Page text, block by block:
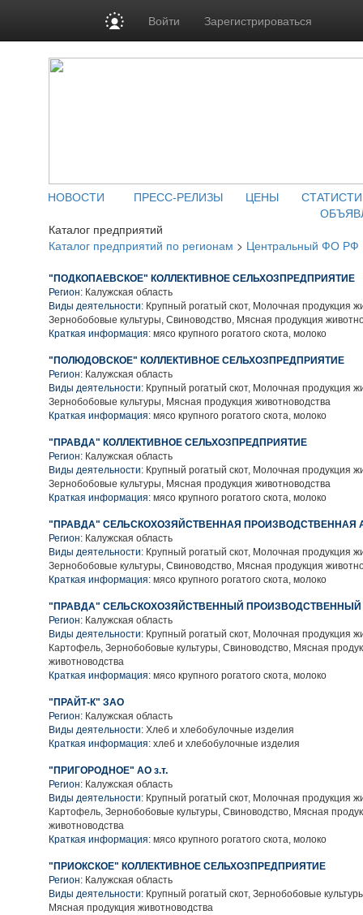
Войти Зарегистрироваться
НОВОСТИ ПРЕСС-РЕЛИЗЫ ЦЕНЫ
Каталог предприятий
Каталог предприятий по регионам > Центральный ФО РФ
"ПОДКОПАЕВСКОЕ" КОЛЛЕКТИВНОЕ СЕЛЬХОЗПРЕДПРИЯТИЕ
Регион: Калужская область
Виды деятельности: Крупный рогатый скот, Молочная продукция
Зернобобовые культуры, Свиноводство, Мясная продукция
Краткая информация: мясо крупного рогатого скота, молоко
"ПОЛЮДОВСКОЕ" КОЛЛЕКТИВНОЕ СЕЛЬХОЗПРЕДПРИЯТИЕ
Регион: Калужская область
Виды деятельности: Крупный рогатый скот, Молочная продукция
Зернобобовые культуры, Мясная продукция животноводства
Краткая информация: мясо крупного рогатого скота, молоко
"ПРАВДА" КОЛЛЕКТИВНОЕ СЕЛЬХОЗПРЕДПРИЯТИЕ
Регион: Калужская область
Виды деятельности: Крупный рогатый скот, Молочная продукция
Зернобобовые культуры, Мясная продукция животноводства
Краткая информация: мясо крупного рогатого скота, молоко
"ПРАВДА" СЕЛЬСКОХОЗЯЙСТВЕННАЯ ПРОИЗВОДСТВЕННАЯ
Регион: Калужская область
Виды деятельности: Крупный рогатый скот, Молочная продукция
Зернобобовые культуры, Свиноводство, Мясная продукция
Краткая информация: мясо крупного рогатого скота, молоко
"ПРАВДА" СЕЛЬСКОХОЗЯЙСТВЕННЫЙ ПРОИЗВОДСТВЕННЫЙ
Регион: Калужская область
Виды деятельности: Крупный рогатый скот, Молочная продукция
Картофель, Зернобобовые культуры, Свиноводство, Мясная
животноводства
Краткая информация: мясо крупного рогатого скота, молоко
"ПРАЙТ-К" ЗАО
Регион: Калужская область
Виды деятельности: Хлеб и хлебобулочные изделия
Краткая информация: хлеб и хлебобулочные изделия
"ПРИГОРОДНОЕ" АО з.т.
Регион: Калужская область
Виды деятельности: Крупный рогатый скот, Молочная продукция
Картофель, Зернобобовые культуры, Свиноводство, Мясная
животноводства
Краткая информация: мясо крупного рогатого скота, молоко
"ПРИОКСКОЕ" КОЛЛЕКТИВНОЕ СЕЛЬХОЗПРЕДПРИЯТИЕ
Регион: Калужская область
Виды деятельности: Крупный рогатый скот, Зернобобовые
Мясная продукция животноводства